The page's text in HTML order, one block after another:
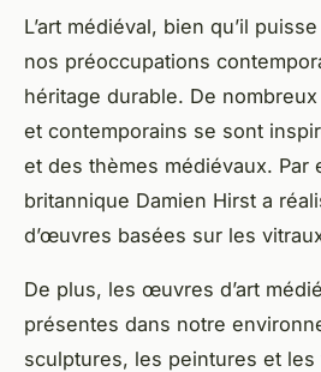
L’art médiéval, bien qu’il
nos préoccupations
héritage durable. De
et contemporains se sont
et des thèmes médiévaux. Par
britannique Damien Hirst a
d’œuvres basées sur les
De plus, les œuvres d’art
présentes dans notre
sculptures, les peintures et